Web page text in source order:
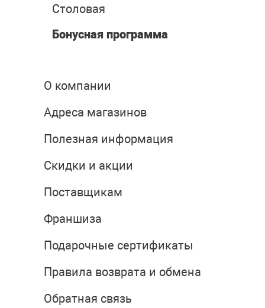
Столовая
Бонусная программа
О компании
Адреса магазинов
Полезная информация
Скидки и акции
Поставщикам
Франшиза
Подарочные сертификаты
Правила возврата и обмена
Обратная связь